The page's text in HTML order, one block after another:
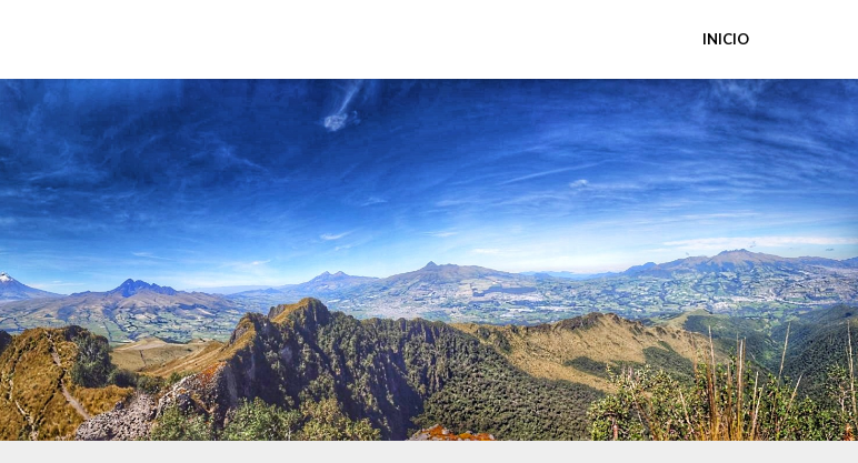
INICIO